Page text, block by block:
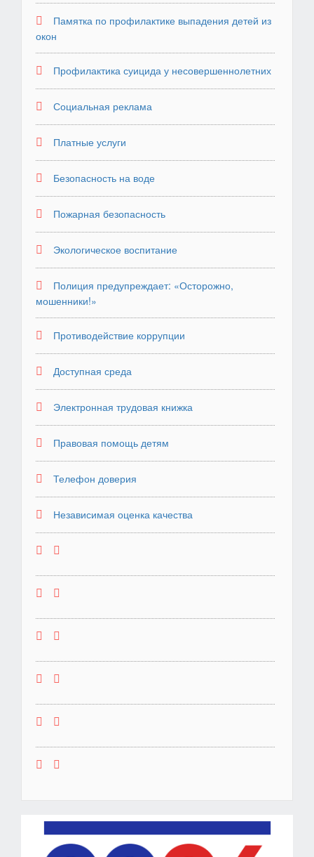
Памятка по профилактике выпадения детей из
окон
Профилактика суицида у несовершеннолетних
Социальная реклама
Платные услуги
Безопасность на воде
Пожарная безопасность
Экологическое воспитание
Полиция предупреждает: «Осторожно,
мошенники!»
Противодействие коррупции
Доступная среда
Электронная трудовая книжка
Правовая помощь детям
Телефон доверия
Независимая оценка качества